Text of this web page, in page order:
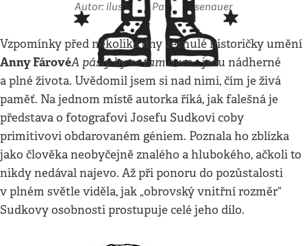
Autor: ilustrace: Pavel Reisenauer
Vzpomínky před několika dny zesnulé historičky umění
Anny FárovéA pásly by se tam ovce…jsou nádherné
a plné života. Uvědomil jsem si nad nimi, čím je živá
paměť. Na jednom místě autorka říká, jak falešná je
představa o fotografovi Josefu Sudkovi coby
primitivovi obdarovaném géniem. Poznala ho zblízka
jako člověka neobyčejně znalého a hlubokého, ačkoli to
nikdy nedával najevo. Až při ponoru do pozůstalosti
v plném světle viděla, jak „obrovský vnitřní rozměr“
Sudkovy osobnosti prostupuje celé jeho dílo.